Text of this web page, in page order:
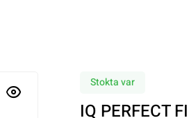
Stokta var
IQ PERFECT